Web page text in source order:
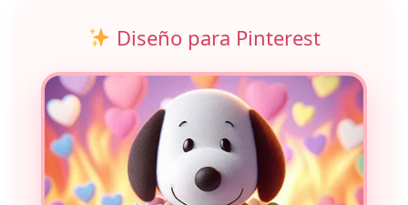
Diseño para Pinterest